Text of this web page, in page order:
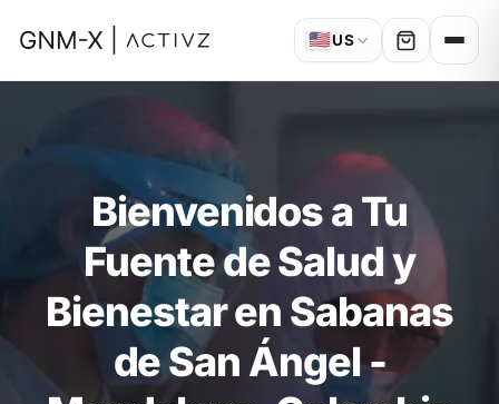
🇺🇸US
Bienvenidos a Tu
Fuente de Salud y
Bienestar en Sabanas
de San Ángel -